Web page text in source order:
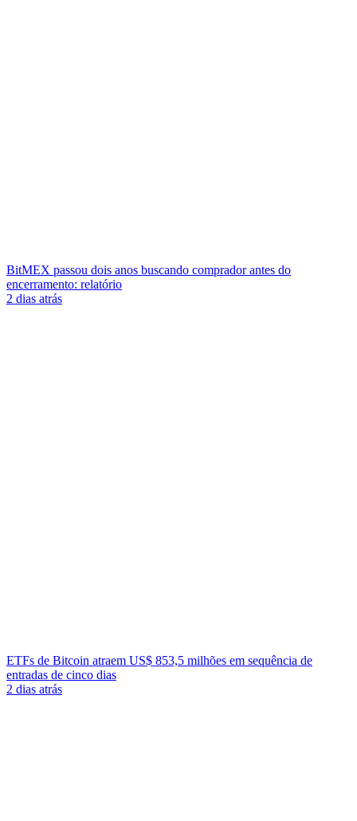
BitMEX passou dois anos buscando comprador antes do
encerramento: relatório
2 dias atrás
ETFs de Bitcoin atraem US$ 853,5 milhões em sequência de
entradas de cinco dias
2 dias atrás